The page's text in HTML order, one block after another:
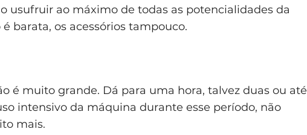
usufruir ao máximo de todas as potencialidades da
barata, os acessórios tampouco.
é muito grande. Dá para uma hora, talvez duas ou até
intensivo da máquina durante esse período, não
mais.